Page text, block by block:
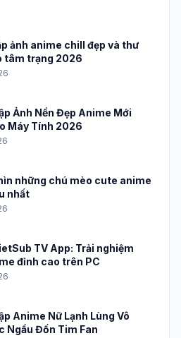
ảnh anime chill đẹp và thư
tâm trạng 2026
Ảnh Nền Đẹp Anime Mới
Máy Tính 2026
những chú mèo cute anime
nhất
TV App: Trải nghiệm
đỉnh cao trên PC
Anime Nữ Lạnh Lùng Vô
Ngầu Đốn Tim Fan